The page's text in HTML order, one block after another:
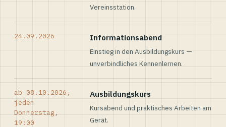
Vereinsstation.
24.09.2026 Informationsabend
Einstieg in den Ausbildungskurs —
unverbindliches Kennenlernen.
ab 08.10.2026,
jeden
Donnerstag,
19:00
Ausbildungskurs
Kursabend und praktisches Arbeiten am
Gerät.